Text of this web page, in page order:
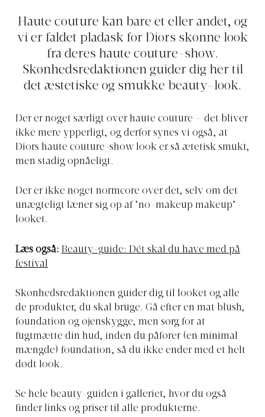
Haute couture kan bare et eller andet, og
vi er faldet pladask for Diors skønne look
fra deres haute couture-show.
Skønhedsredaktionen guider dig her til
det æstetiske og smukke beauty-look.
Der er noget særligt over haute couture – det bliver
ikke mere ypperligt, og derfor synes vi også, at
Diors haute couture-show look er så ætetisk smukt,
men stadig opnåeligt.
Der er ikke noget normcore over det, selv om det
unægteligt læner sig op af ’no-makeup makeup’-
looket.
Læs også: Beauty-guide: Dét skal du have med på
festival
Skønhedsredaktionen guider dig til looket og alle
de produkter, du skal bruge. Gå efter en mat blush,
foundation og øjenskygge, men sørg for at
fugtmætte din hud, inden du påfører (en minimal
mængde) foundation, så du ikke ender med et helt
dødt look.
Se hele beauty-guiden i galleriet, hvor du også
finder links og priser til alle produkterne.